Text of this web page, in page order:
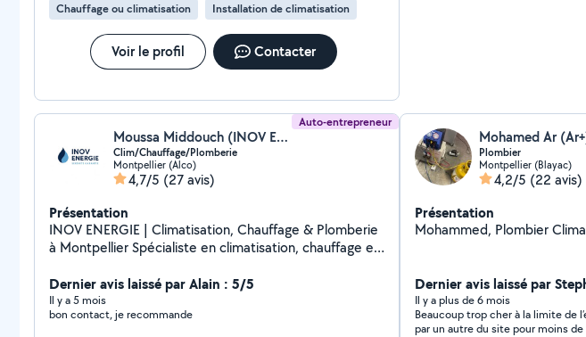
Chauffage ou climatisation Installation de climatisation
Voir le profil Contacter
Auto-entrepreneur
Moussa Middouch (INOV ENERGIE)
Clim/Chauffage/Plomberie
Montpellier (Alco)
4,7/5 (27 avis)
Présentation
INOV ENERGIE | Climatisation, Chauffage & Plomberie
à Montpellier Spécialiste en climatisation, chauffage et
rapidement pour vos dépannages, installations et
entretiens, toujours avec du matériel de qualité et un
travail soigné. Devis gratuit, explications claires, et
Dernier avis laissé par Alain : 5/5
Il y a 5 mois
bon contact, je recommande
Mohamed Ar
Plombier
Montpellier (Blayac)
4,2/5 (22 avis)
Présentation
Mohammed, Plombier
Dernier avis laissé par
Il y a plus de 6 mois
Beaucoup trop cher à la limite de
par un autre du site pour moins